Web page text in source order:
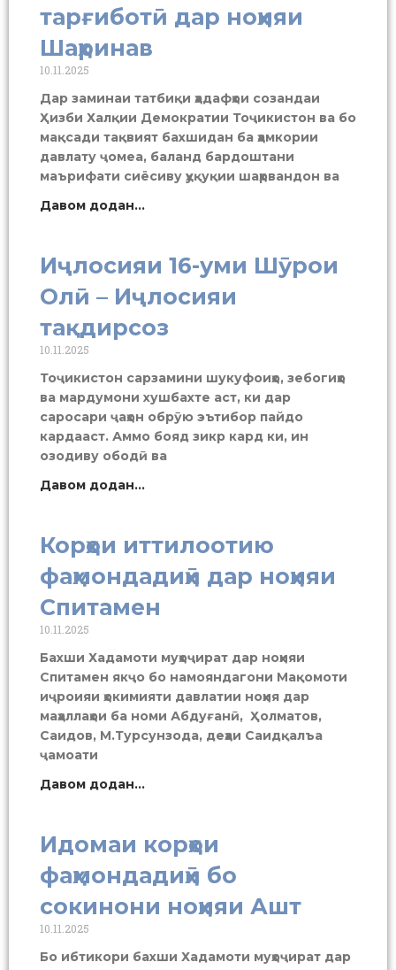
тарғиботӣ дар ноҳияи
Шаҳринав
10.11.2025
Дар заминаи татбиқи ҳадафҳои созандаи
Ҳизби Халқии Демократии Тоҷикистон ва бо
мақсади тақвият бахшидан ба ҳамкории
давлату ҷомеа, баланд бардоштани
маърифати сиёсиву ҳуқуқии шаҳрвандон ва
Давом додан...
Иҷлосияи 16-уми Шӯрои
Олӣ – Иҷлосияи
тақдирсоз
10.11.2025
Тоҷикистон сарзамини шукуфоиҳо, зебогиҳо
ва мардумони хушбахте аст, ки дар
саросари ҷаҳон обрӯю эътибор пайдо
кардааст. Аммо бояд зикр кард ки, ин
озодиву ободӣ ва
Давом додан...
Корҳои иттилоотию
фаҳмондадиҳӣ дар ноҳияи
Спитамен
10.11.2025
Бахши Хадамоти муҳоҷират дар ноҳияи
Спитамен якҷо бо намояндагони Мақомоти
иҷроияи ҳокимияти давлатии ноҳия дар
маҳаллаҳои ба номи Абдуғанӣ, Ҳолматов,
Саидов, М.Турсунзода, деҳаи Саидқалъа
ҷамоати
Давом додан...
Идомаи корҳои
фаҳмондадиҳӣ бо
сокинони ноҳияи Ашт
10.11.2025
Бо ибтикори бахши Хадамоти муҳоҷират дар